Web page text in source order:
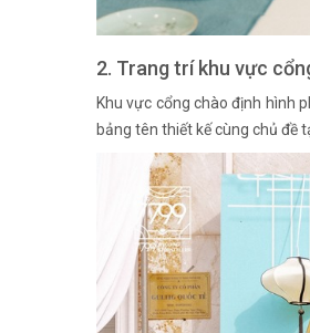
2. Trang trí khu vực
Khu vực cổng chào định hình
bảng tên thiết kế cùng chủ đề